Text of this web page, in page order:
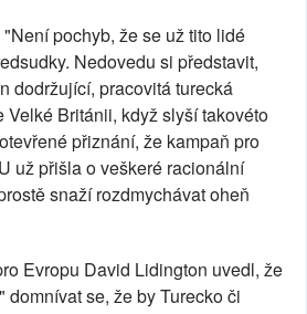
pochyb, že se už tito lidé
Nedovedu si představit,
dodržující, pracovitá turecká
Velké Británii, když slyší takovéto
přiznání, že kampaň pro
už přišla o veškeré racionální
snaží rozdmychávat oheň
Evropu David Lidington uvedl, že
domnívat se, že by Turecko či